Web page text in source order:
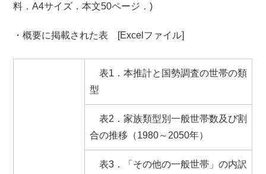
料．A4サイズ．本文50ページ．)
・概要に掲載された表 [Excelファイル]
表1．本推計と国勢調査の世帯の類
型
表2．家族類型別一般世帯数及び割
合の推移（1980～2050年）
表3．「その他の一般世帯」の内訳